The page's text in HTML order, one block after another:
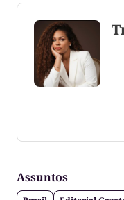
consultora de
político e anti-fake!
Assuntos